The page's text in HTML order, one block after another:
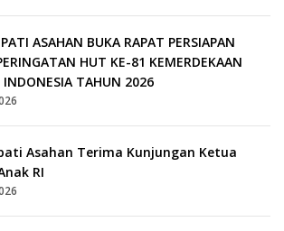
ASAHAN BUKA RAPAT PERSIAPAN
HUT KE-81 KEMERDEKAAN
INDONESIA TAHUN 2026
Asahan Terima Kunjungan Ketua
RI